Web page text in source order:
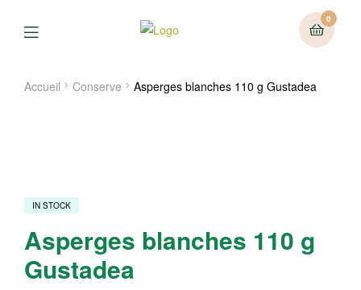
0
Menu
Accueil Conserve Asperges blanches 110 g Gustadea
IN STOCK
Asperges blanches 110 g
Gustadea